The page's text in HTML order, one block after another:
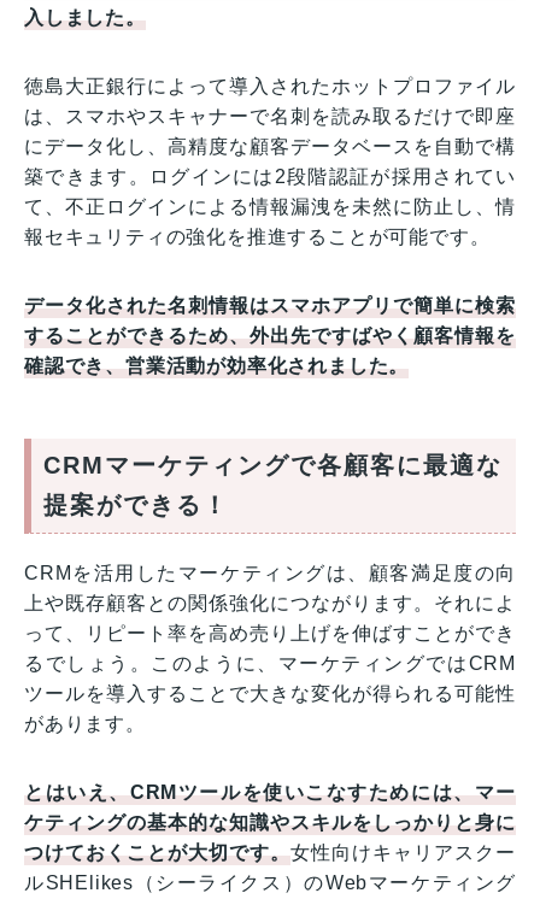
入しました。
徳島大正銀行によって導入されたホットプロファイル
は、スマホやスキャナーで名刺を読み取るだけで即座
にデータ化し、高精度な顧客データベースを自動で構
築できます。ログインには2段階認証が採用されてい
て、不正ログインによる情報漏洩を未然に防止し、情
報セキュリティの強化を推進することが可能です。
データ化された名刺情報はスマホアプリで簡単に検索
することができるため、外出先ですばやく顧客情報を
確認でき、営業活動が効率化されました。
CRMマーケティングで各顧客に最適な
提案ができる！
CRMを活用したマーケティングは、顧客満足度の向
上や既存顧客との関係強化につながります。それによ
って、リピート率を高め売り上げを伸ばすことができ
るでしょう。このように、マーケティングではCRM
ツールを導入することで大きな変化が得られる可能性
があります。
とはいえ、CRMツールを使いこなすためには、マー
ケティングの基本的な知識やスキルをしっかりと身に
つけておくことが大切です。女性向けキャリアスクー
ルSHElikes（シーライクス）のWebマーケティング